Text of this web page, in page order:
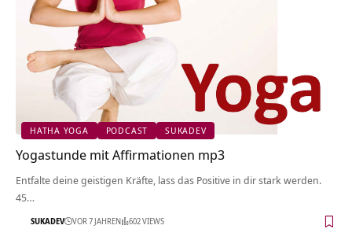
HATHA YOGA PODCAST SUKADEV
Yogastunde mit Affirmationen mp3
Entfalte deine geistigen Kräfte, lass das Positive in dir stark werden.
45…
SUKADEV VOR 7 JAHREN 602 VIEWS